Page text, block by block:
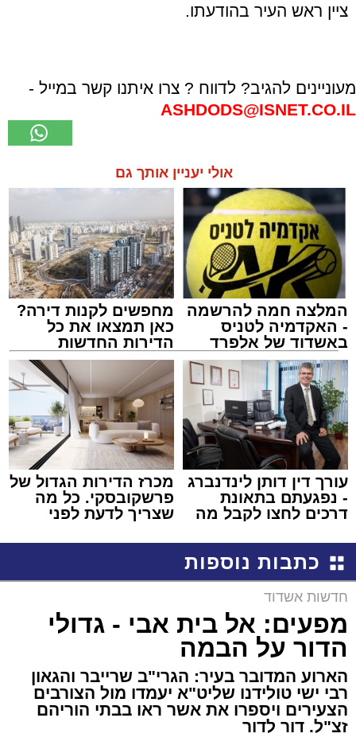
ציין ראש העיר בהודעתו.
מעוניינים להגיב? לדווח ? צרו איתנו קשר במייל -
ASHDODS@ISNET.CO.IL
אולי יעניין אותך גם
המלצה חמה להרשמה
- האקדמיה לטניס
באשדוד של אלפרד
קריאולנסקי - לילדים
מחפשים לקנות דירה?
כאן תמצאו את כל
הדירות החדשות
למכירה באשדוד >>>
עורך דין דותן לינדנברג
- נפגעתם בתאונת
דרכים לחצו לקבל מה
מכרז הדירות הגדול של
פרשקובסקי. כל מה
שצריך לדעת לפני
באשדוד
כתבות נוספות
חדשות אשדוד
מפעים: אל בית אבי - גדולי
הדור על הבמה
הארוע המדובר בעיר: הגרי"ב שרייבר והגאון
רבי ישי טולידנו שליט"א יעמדו מול הצורבים
הצעירים ויספרו את אשר ראו בבתי הוריהם
זצ"ל. דור לדור